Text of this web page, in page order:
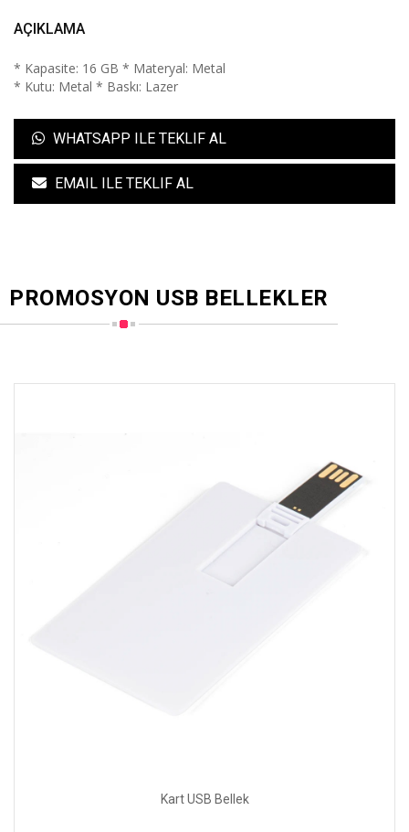
AÇIKLAMA
* Kapasite: 16 GB * Materyal: Metal
* Kutu: Metal * Baskı: Lazer
WHATSAPP ILE TEKLIF AL
EMAIL ILE TEKLIF AL
PROMOSYON USB BELLEKLER
Kart USB Bellek